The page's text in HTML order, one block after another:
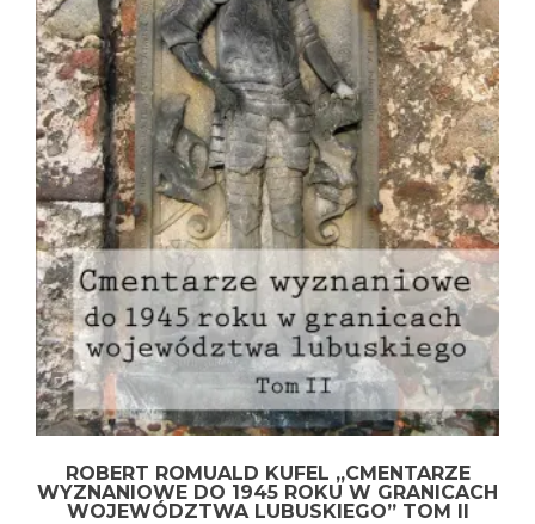
ROBERT ROMUALD KUFEL „CMENTARZE
WYZNANIOWE DO 1945 ROKU W GRANICACH
WOJEWÓDZTWA LUBUSKIEGO” TOM II